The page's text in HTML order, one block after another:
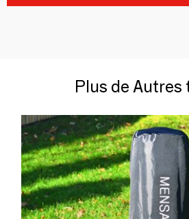
Plus de Autres